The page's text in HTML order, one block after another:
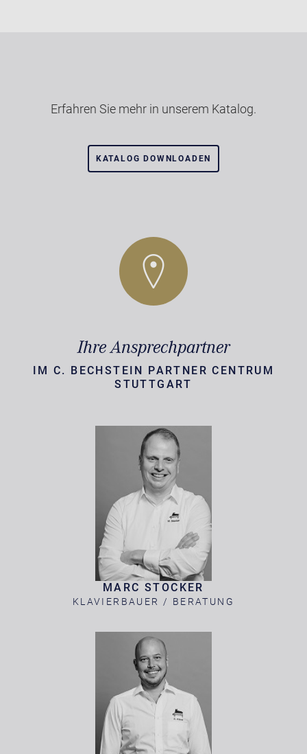
Erfahren Sie mehr in unserem Katalog.
KATALOG DOWNLOADEN
Ihre Ansprechpartner
IM C. BECHSTEIN PARTNER CENTRUM
STUTTGART
MARC STOCKER
KLAVIERBAUER / BERATUNG